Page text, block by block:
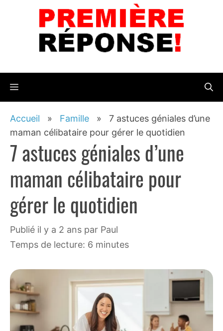
Menu
Accueil » Famille » 7 astuces géniales d’une
maman célibataire pour gérer le quotidien
7 astuces géniales d’une
maman célibataire pour
gérer le quotidien
publié il y a 2 ans par Paul
Temps de lecture: 6 minutes